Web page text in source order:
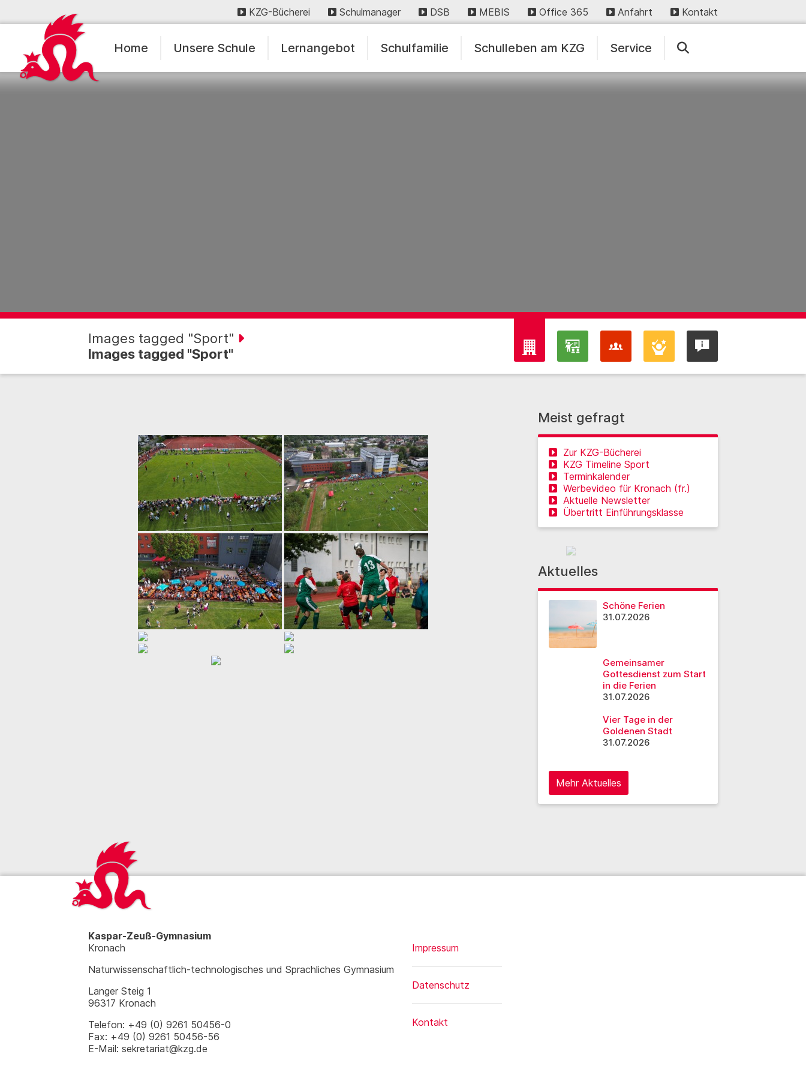
KZG-Bücherei Schulmanager DSB MEBIS Office 365 Anfahrt Kontakt
Home Unsere Schule Lernangebot Schulfamilie Schulleben am KZG Service
Images tagged "Sport"
Images tagged "Sport"
Meist gefragt
Zur KZG-Bücherei
KZG Timeline Sport
Terminkalender
Werbevideo für Kronach (fr.)
Aktuelle Newsletter
Übertritt Einführungsklasse
Aktuelles
Schöne Ferien
31.07.2026
Gemeinsamer
Gottesdienst zum Start
in die Ferien
31.07.2026
Vier Tage in der
Goldenen Stadt
31.07.2026
Mehr Aktuelles
Kaspar-Zeuß-Gymnasium
Kronach
Naturwissenschaftlich-technologisches und Sprachliches Gymnasium
Langer Steig 1
96317 Kronach
Telefon: +49 (0) 9261 50456-0
Fax: +49 (0) 9261 50456-56
E-Mail: sekretariat@kzg.de
Impressum
Datenschutz
Kontakt